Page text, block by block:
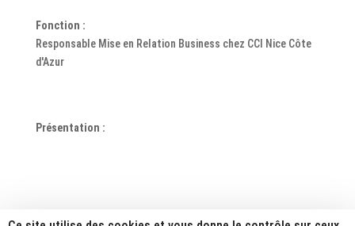
Fonction :
Responsable Mise en Relation Business chez CCI Nice Côte
d'Azur
Présentation :